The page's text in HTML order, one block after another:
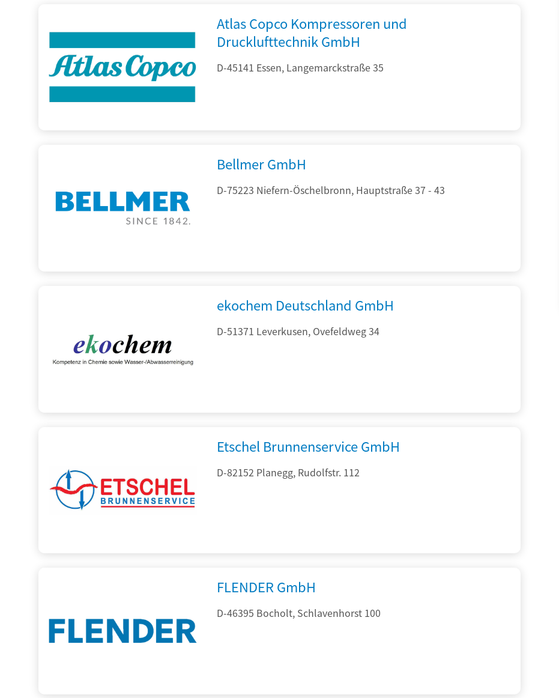
Atlas Copco Kompressoren und
Drucklufttechnik GmbH
D-45141 Essen, Langemarckstraße 35
Bellmer GmbH
D-75223 Niefern-Öschelbronn, Hauptstraße 37 - 43
ekochem Deutschland GmbH
D-51371 Leverkusen, Ovefeldweg 34
Etschel Brunnenservice GmbH
D-82152 Planegg, Rudolfstr. 112
FLENDER GmbH
D-46395 Bocholt, Schlavenhorst 100